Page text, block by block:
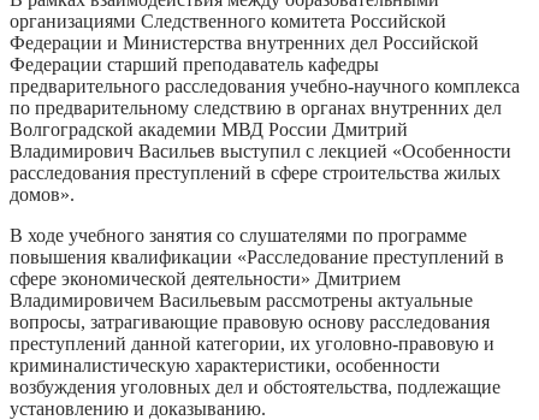
организациями Следственного комитета Российской
Федерации и Министерства внутренних дел Российской
Федерации старший преподаватель кафедры
предварительного расследования учебно-научного комплекса
по предварительному следствию в органах внутренних дел
Волгоградской академии МВД России Дмитрий
Владимирович Васильев выступил с лекцией «Особенности
расследования преступлений в сфере строительства жилых
домов».
В ходе учебного занятия со слушателями по программе
повышения квалификации «Расследование преступлений в
сфере экономической деятельности» Дмитрием
Владимировичем Васильевым рассмотрены актуальные
вопросы, затрагивающие правовую основу расследования
преступлений данной категории, их уголовно-правовую и
криминалистическую характеристики, особенности
возбуждения уголовных дел и обстоятельства, подлежащие
установлению и доказыванию.